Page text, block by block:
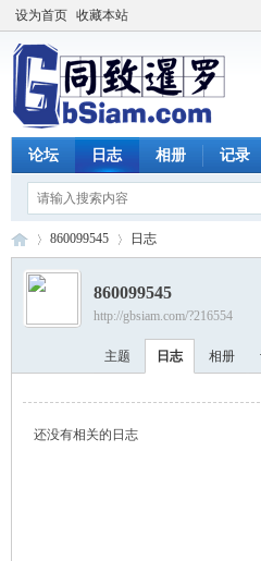
设为首页 收藏本站
论坛 日志 相册 记录
›
860099545 日志
860099545
http://gbsiam.com/?216554
主题 日志 相册
还没有相关的日志